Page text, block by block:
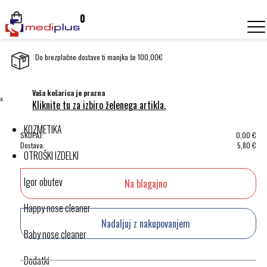
0
Do brezplačne dostave ti manjka še 100,00€
Vaša košarica je prazna
Kliknite tu za izbiro želenega artikla.
SKUPAJ: 0,00 €
Dostava:
5,80 €
Na blagajno
Nadaljuj z nakupovanjem
ˣ
KOZMETIKA
OTROŠKI IZDELKI
Igor obutev
Happy nose cleaner
Baby nose cleaner
Dodatki